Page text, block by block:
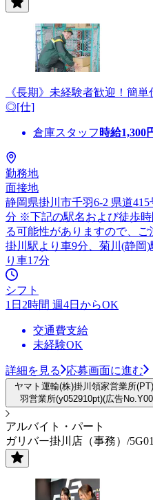
《長期》未経験者歓迎！簡
◎[仕]
倉庫スタッフ 時給1,300
勤務地
面接地
静岡県掛川市千羽6-2 県道
分 ※下記の駅名および徒歩
る可能性がありますので、ご
掛川駅より車9分、菊川(静岡
り車17分
シフト
1日2時間 週4日からOK
交通費支給
未経験OK
詳細を見る 応募画面に進む
ヤマト運輸(株)掛川領家営業所
羽営業所(y052910pt)(広告
アルバイト・パート
ガリバー掛川店（事務）/